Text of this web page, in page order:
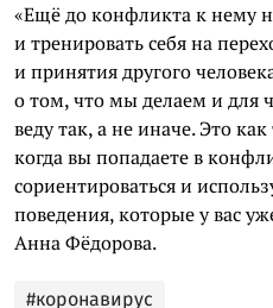
«Ещё до конфликта к нему
и тренировать себя на
и принятия другого
о том, что мы делаем и для
веду так, а не иначе. Это
когда вы попадаете в
сориентироваться и
поведения, которые у вас
Анна Фёдорова.
#коронавирус